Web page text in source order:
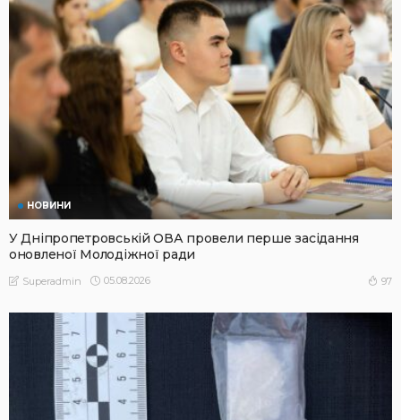
НОВИНИ
У Дніпропетровській ОВА провели перше засідання
оновленої Молодіжної ради
Superadmin 05.08.2026 97